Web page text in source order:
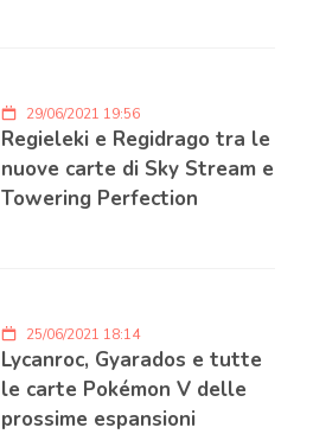
29/06/2021 19:56
Regieleki e Regidrago tra le
nuove carte di Sky Stream e
Towering Perfection
25/06/2021 18:14
Lycanroc, Gyarados e tutte
le carte Pokémon V delle
prossime espansioni